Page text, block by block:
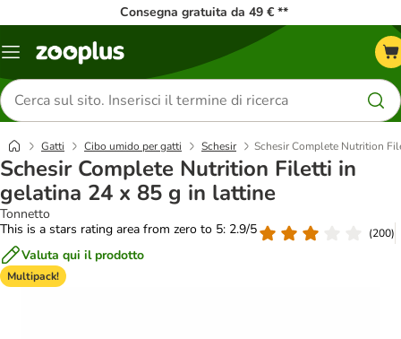
Consegna gratuita da 49 € **
Overview
Cerca
prodotti
Gatti Cibo umido per gatti Schesir Schesir Complete Nutrition
Schesir Complete Nutrition Filetti in
gelatina 24 x 85 g in lattine
Tonnetto
This is a stars rating area from zero to 5: 2.9/5
(200)
Valuta qui il prodotto
Multipack!